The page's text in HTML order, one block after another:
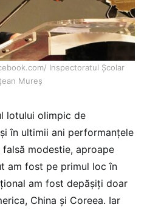
Inspectoratul Școlar
Mureș
lotului olimpic de
în ultimii ani performanţele
modestie, aproape
am fost pe primul loc în
am fost depăşiţi doar
China şi Coreea. Iar